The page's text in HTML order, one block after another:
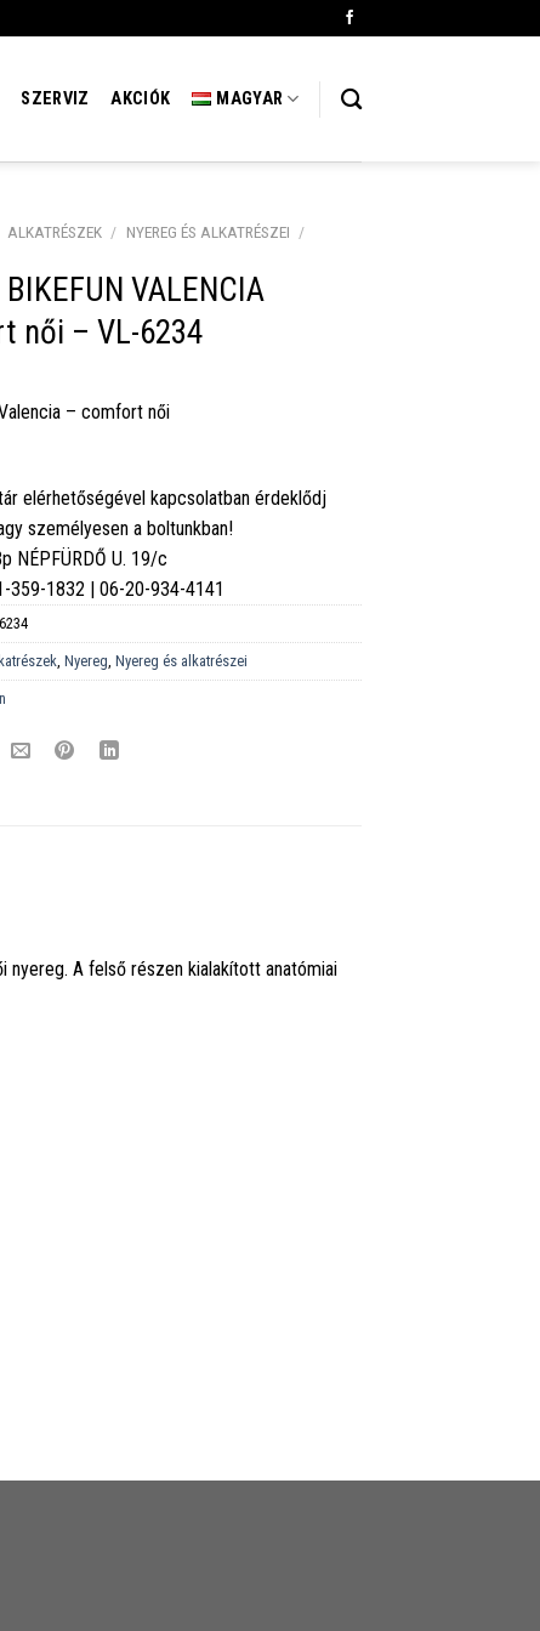
SZERVIZ AKCIÓK MAGYAR
ALKATRÉSZEK / NYEREG ÉS ALKATRÉSZEI /
VALENCIA
női – VL-6234
– comfort női
elérhetőségével kapcsolatban érdeklődj
személyesen a boltunkban!
NÉPFÜRDŐ U. 19/c
359-1832 | 06-20-934-4141
,Nyereg ,Nyereg és alkatrészei
nyereg. A felső részen kialakított anatómiai